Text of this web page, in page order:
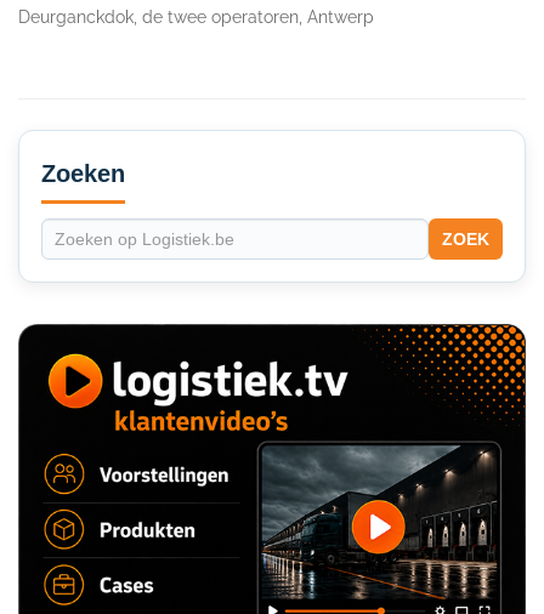
Deurganckdok, de twee operatoren, Antwerp
Secondary
Sidebar
Zoeken
ZOEK